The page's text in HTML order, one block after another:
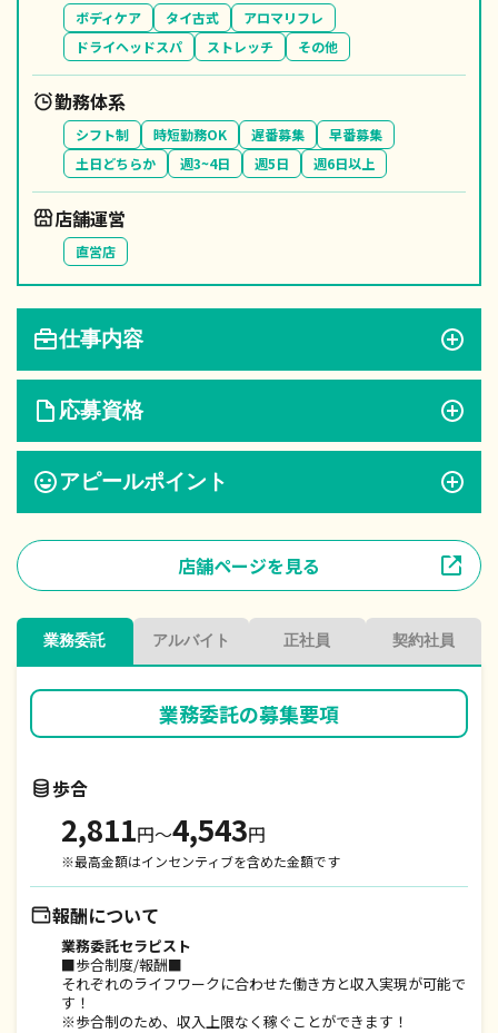
ボディケア タイ古式
アロマリフレ
ドライヘッドスパ
ストレッチ その他
勤務体系
シフト制 時短勤務OK 遅番募集
早番募集
土日どちらか
週3~4日 週5日 週6日以上
店舗運営
直営店
仕事内容
応募資格
アピールポイント
店舗ページを見る
業務委託 アルバイト 正社員 契約社員
業務委託の募集要項
歩合
2,811円〜4,543円
※最高金額はインセンティブを含めた金額です
報酬について
業務委託セラピスト
■歩合制度/報酬■
それぞれのライフワークに合わせた働き方と収入実現が可能で
す！
※歩合制のため、収入上限なく稼ぐことができます！